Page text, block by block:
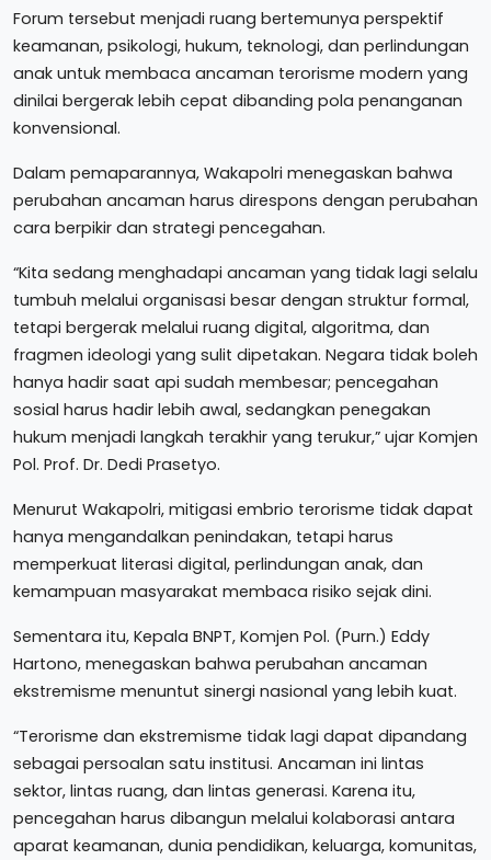
Forum tersebut menjadi ruang bertemunya perspektif
keamanan, psikologi, hukum, teknologi, dan perlindungan
anak untuk membaca ancaman terorisme modern yang
dinilai bergerak lebih cepat dibanding pola penanganan
konvensional.
Dalam pemaparannya, Wakapolri menegaskan bahwa
perubahan ancaman harus direspons dengan perubahan
cara berpikir dan strategi pencegahan.
“Kita sedang menghadapi ancaman yang tidak lagi selalu
tumbuh melalui organisasi besar dengan struktur formal,
tetapi bergerak melalui ruang digital, algoritma, dan
fragmen ideologi yang sulit dipetakan. Negara tidak boleh
hanya hadir saat api sudah membesar; pencegahan
sosial harus hadir lebih awal, sedangkan penegakan
hukum menjadi langkah terakhir yang terukur,” ujar Komjen
Pol. Prof. Dr. Dedi Prasetyo.
Menurut Wakapolri, mitigasi embrio terorisme tidak dapat
hanya mengandalkan penindakan, tetapi harus
memperkuat literasi digital, perlindungan anak, dan
kemampuan masyarakat membaca risiko sejak dini.
Sementara itu, Kepala BNPT, Komjen Pol. (Purn.) Eddy
Hartono, menegaskan bahwa perubahan ancaman
ekstremisme menuntut sinergi nasional yang lebih kuat.
“Terorisme dan ekstremisme tidak lagi dapat dipandang
sebagai persoalan satu institusi. Ancaman ini lintas
sektor, lintas ruang, dan lintas generasi. Karena itu,
pencegahan harus dibangun melalui kolaborasi antara
aparat keamanan, dunia pendidikan, keluarga, komunitas,